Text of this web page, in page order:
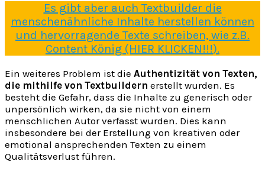
Es gibt aber auch Textbuilder die
menschenähnliche Inhalte herstellen können
und hervorragende Texte schreiben, wie z.B.
Content König (HIER KLICKEN!!!).
Ein weiteres Problem ist die Authentizität von Texten,
die mithilfe von Textbuildern erstellt wurden. Es
besteht die Gefahr, dass die Inhalte zu generisch oder
unpersönlich wirken, da sie nicht von einem
menschlichen Autor verfasst wurden. Dies kann
insbesondere bei der Erstellung von kreativen oder
emotional ansprechenden Texten zu einem
Qualitätsverlust führen.